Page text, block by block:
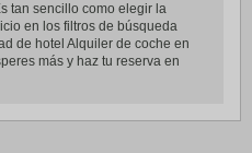
tan sencillo como elegir la
en los filtros de búsqueda
de hotel Alquiler de coche en
más y haz tu reserva en